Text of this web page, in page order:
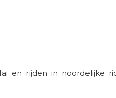
en rijden in noordelijke